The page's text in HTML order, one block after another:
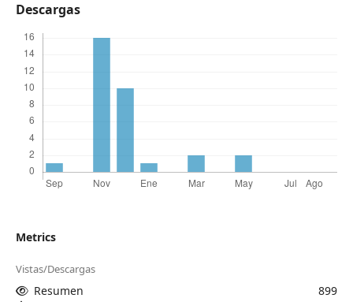
Descargas
Metrics
Vistas/Descargas
Resumen
899